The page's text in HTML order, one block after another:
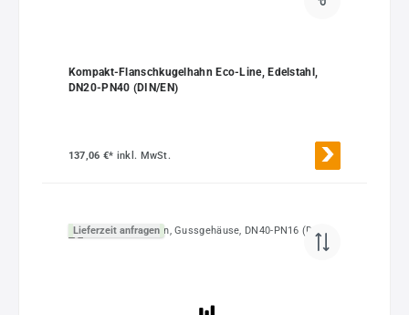
Kompakt-Flanschkugelhahn Eco-Line, Edelstahl,
DN20-PN40 (DIN/EN)
137,06 €* inkl. MwSt.
Lieferzeit anfragen